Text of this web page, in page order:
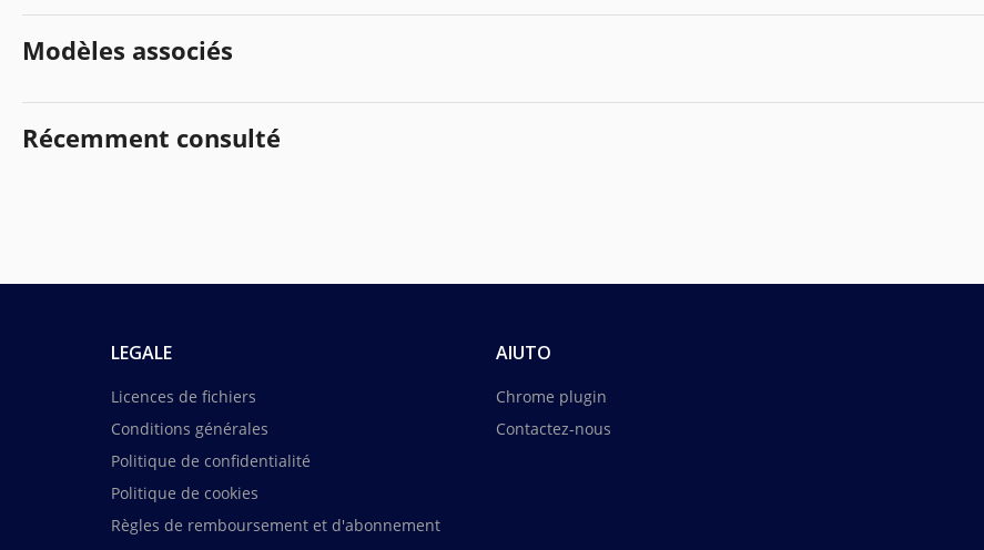
Modèles associés
Récemment consulté
LEGALE
Licences de fichiers
Conditions générales
Politique de confidentialité
Politique de cookies
Règles de remboursement et d'abonnement
AIUTO
Chrome plugin
Contactez-nous